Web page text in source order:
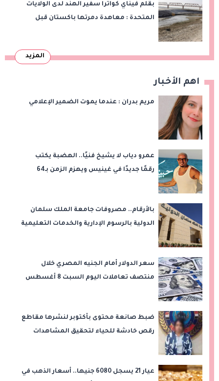
بقلم فيناي كواترا سفير الهند لدى الولايات
المتحدة : معاهدة دمرتها باكستان قبل
المزيد
اهم الأخبار
مريم بدران : عندما يموت الضمير الإعلامي
عمرو دياب لا يشيخ فنيًا.. الهضبة يكتب
رقمًا جديدًا في غينيس ويهزم الزمن بـ64
بالأرقام.. مصروفات جامعة الملك سلمان
الدولية بالرسوم الإدارية والخدمات التعليمية
سعر الدولار أمام الجنيه المصري خلال
منتصف تعاملات اليوم السبت 8 أغسطس
ضبط صانعة محتوى بأكتوبر لنشرها مقاطع
رقص خادشة للحياء لتحقيق المشاهدات
عيار 21 يسجل 6080 جنيها.. أسعار الذهب في